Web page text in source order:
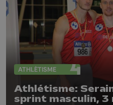
ATHLÉTISME
Athlétisme:
sprint masculin, 3